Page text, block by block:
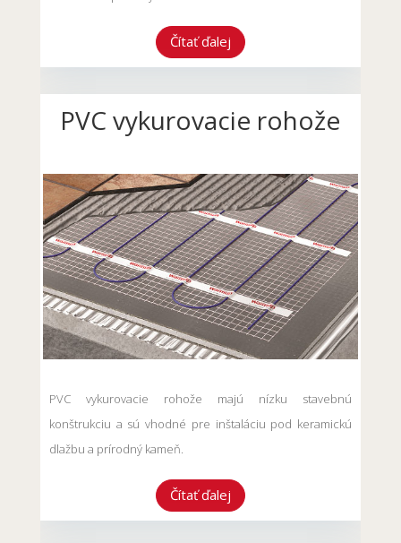
Čítať ďalej
PVC vykurovacie rohože
PVC vykurovacie rohože majú nízku stavebnú
konštrukciu a sú vhodné pre inštaláciu pod keramickú
dlažbu a prírodný kameň.
Čítať ďalej